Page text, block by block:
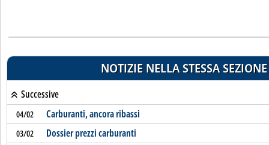
NOTIZIE NELLA STESSA SEZIONE
Successive
04/02 Carburanti, ancora ribassi
03/02 Dossier prezzi carburanti